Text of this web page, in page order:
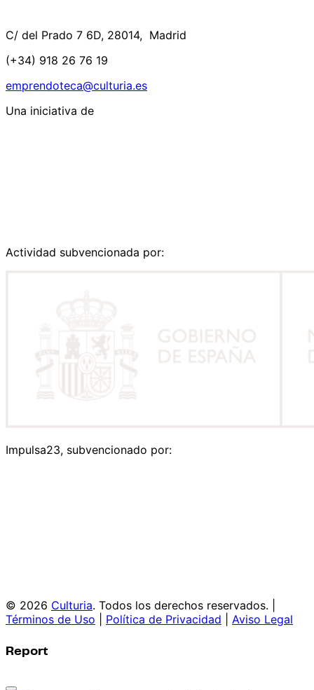
C/ del Prado 7 6D, 28014, Madrid
(+34) 918 26 76 19
emprendoteca@culturia.es
Una iniciativa de
Actividad subvencionada por:
Impulsa23, subvencionado por:
© 2026 Culturia. Todos los derechos reservados. |
Términos de Uso
Política de Privacidad Aviso Legal
Report